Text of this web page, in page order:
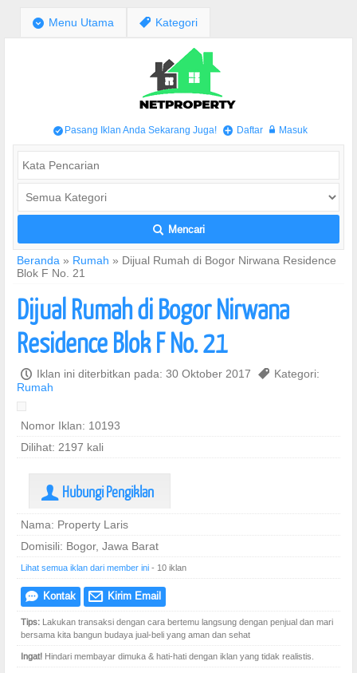
; Menu Utama , Kategori
/ Pasang Iklan Anda Sekarang Juga! + Daftar w Masuk
L Mencari
Beranda » Rumah » Dijual Rumah di Bogor Nirwana Residence
Blok F No. 21
Dijual Rumah di Bogor Nirwana
Residence Blok F No. 21
P Iklan ini diterbitkan pada: 30 Oktober 2017 , Kategori:
Rumah
Nomor Iklan: 10193
Dilihat: 2197 kali
U Hubungi Pengiklan
Nama: Property Laris
Domisili: Bogor, Jawa Barat
Lihat semua iklan dari member ini - 10 iklan
e Kontak @ Kirim Email
Tips: Lakukan transaksi dengan cara bertemu langsung dengan penjual dan mari
bersama kita bangun budaya jual-beli yang aman dan sehat
Ingat! Hindari membayar dimuka & hati-hati dengan iklan yang tidak realistis.